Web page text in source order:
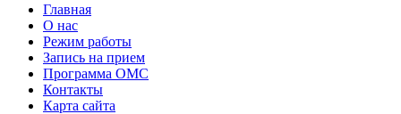
Главная
О нас
Режим работы
Запись на прием
Программа ОМС
Контакты
Карта сайта